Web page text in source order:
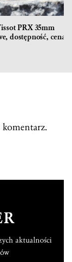
PRX 35mm
dostępność, cena]
komentarz.
aktualności